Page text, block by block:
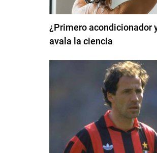
¿Primero acondicionador
avala la ciencia